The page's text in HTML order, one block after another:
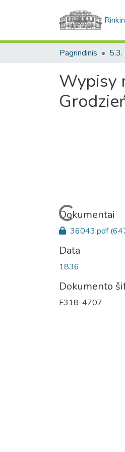
Pagrindinis
Wypisy
Įkeliama...
Dokumentai
36043.pdf
Data
1836
Dokumento
F318-4707